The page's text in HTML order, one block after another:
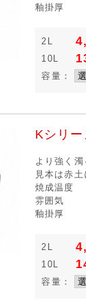
釉掛厚
2L
10L
容量：
Kシリ
より強く
見本は赤土
焼成温度
雰囲気
釉掛厚
2L
10L
容量：